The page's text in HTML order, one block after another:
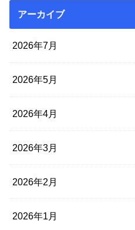
アーカイブ
2026年7月
2026年5月
2026年4月
2026年3月
2026年2月
2026年1月